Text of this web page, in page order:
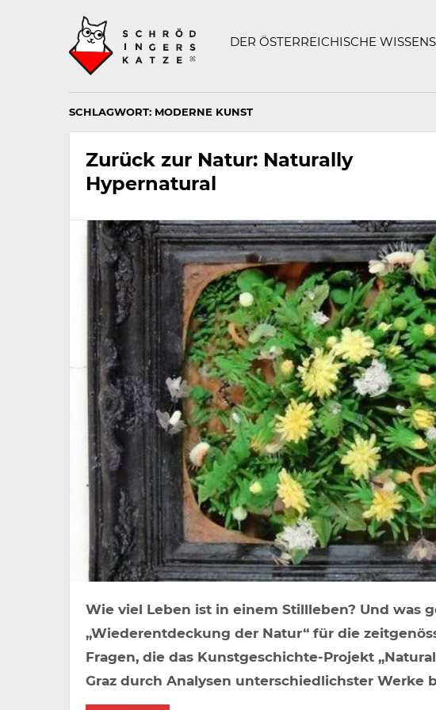
DER ÖSTERREICHISCHE
SCHLAGWORT: MODERNE KUNST
Zurück zur Natur: Naturally
Hypernatural
Wie viel Leben ist in einem Stillleben? Und was
„Wiederentdeckung der Natur“ für die
Fragen, die das Kunstgeschichte-Projekt
Graz durch Analysen unterschiedlichster Werke